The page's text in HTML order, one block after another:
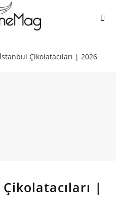
Çikolatacıları | 2026
|